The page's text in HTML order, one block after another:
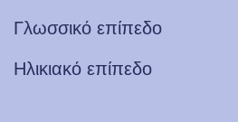
Γλωσσικό επίπεδο
Ηλικιακό επίπεδο